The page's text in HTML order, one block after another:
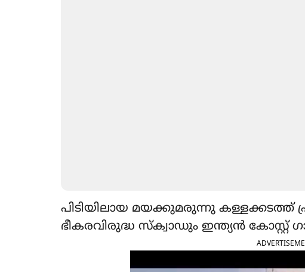
പിടിയിലായ മയക്കുമരുന്നു കള്ളക്കടത്ത്
ഭീകരവിരുദ്ധ സ്‌ക്വാഡും ഇന്ത്യന്‍ കോസ്റ്റ്